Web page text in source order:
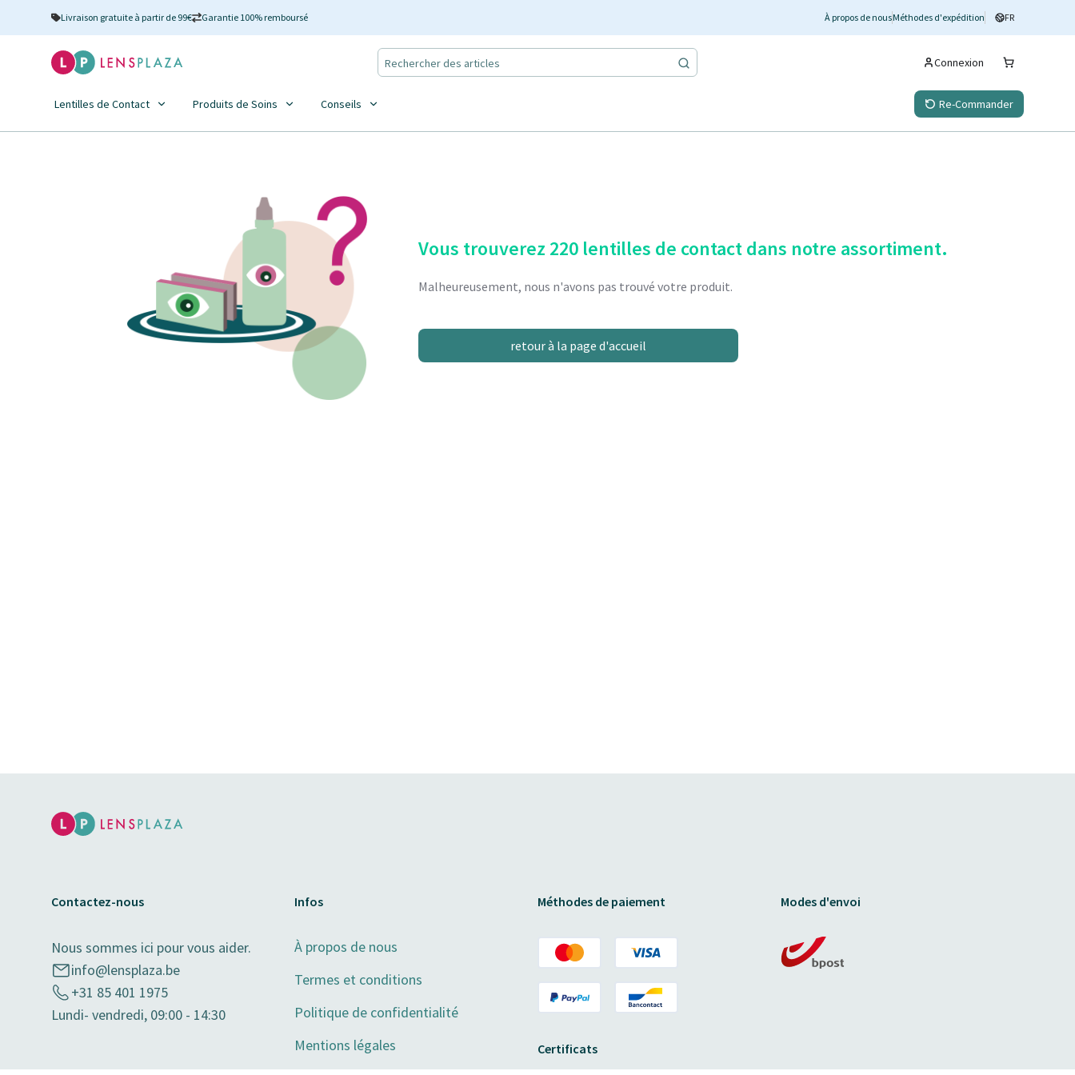
Livraison gratuite à partir de 99€ Garantie 100% remboursé À propos de nousMéthodes d'expédition FR
Connexion
Lentilles de Contact Produits de Soins Conseils Re-Commander
Vous trouverez 220 lentilles de contact dans notre assortiment.
Malheureusement, nous n'avons pas trouvé votre produit.
retour à la page d'accueil
Contactez-nous
Nous sommes ici pour vous aider.
info@lensplaza.be
+31 85 401 1975
Lundi- vendredi, 09:00 - 14:30
Infos
À propos de nous
Termes et conditions
Politique de confidentialité
Mentions légales
Méthodes de paiement
Certificats
Modes d'envoi